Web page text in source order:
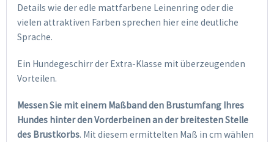
Details wie der edle mattfarbene Leinenring oder die
vielen attraktiven Farben sprechen hier eine deutliche
Sprache.
Ein Hundegeschirr der Extra-Klasse mit überzeugenden
Vorteilen.
Messen Sie mit einem Maßband den Brustumfang Ihres
Hundes hinter den Vorderbeinen an der breitesten Stelle
des Brustkorbs. Mit diesem ermittelten Maß in cm wählen